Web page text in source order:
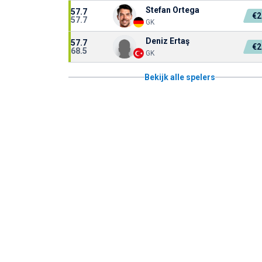
57.7
57.7
Stefan Ortega
GK
57.7
68.5
Deniz Ertaş
GK
Bekijk alle spelers